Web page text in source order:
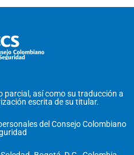
parcial, así como su traducción a
escrita de su titular.
del Consejo Colombiano